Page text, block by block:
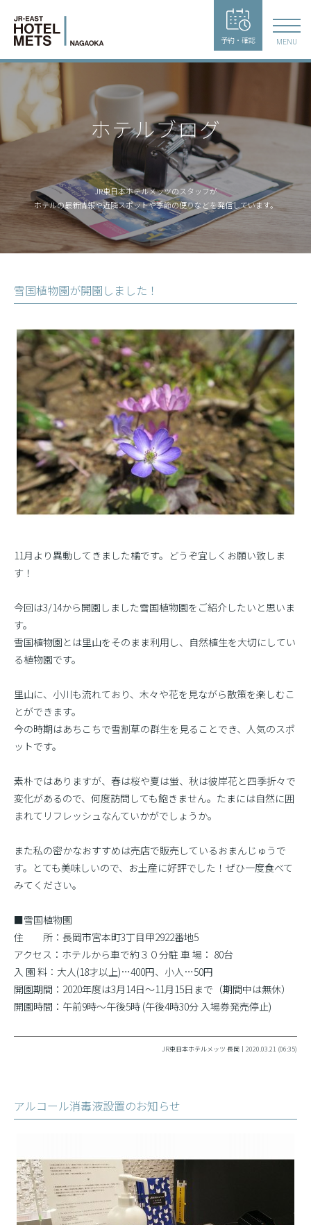
予約・確認 MENU
ホテルブログ
JR東日本ホテルメッツのスタッフが
ホテルの最新情報や近隣スポットや季節の便りなどを発信しています。
雪国植物園が開園しました！
11月より異動してきました橘です。どうぞ宜しくお願い致しま
す！
今回は3/14から開園しました雪国植物園をご紹介したいと思いま
す。
雪国植物園とは里山をそのまま利用し、自然植生を大切にしてい
る植物園です。
里山に、小川も流れており、木々や花を見ながら散策を楽しむこ
とができます。
今の時期はあちこちで雪割草の群生を見ることでき、人気のスポ
ットです。
素朴ではありますが、春は桜や夏は蛍、秋は彼岸花と四季折々で
変化があるので、何度訪問しても飽きません。たまには自然に囲
まれてリフレッシュなんていかがでしょうか。
また私の密かなおすすめは売店で販売しているおまんじゅうで
す。とても美味しいので、お土産に好評でした！ぜひ一度食べて
みてください。
■雪国植物園
住 所：長岡市宮本町3丁目甲2922番地5
アクセス：ホテルから車で約３０分駐 車 場： 80台
入 園 料：大人(18才以上)…400円、小人…50円
開園期間：2020年度は3月14日〜11月15日まで（期間中は無休）
開園時間：午前9時〜午後5時 (午後4時30分 入場券発売停止)
JR東日本ホテルメッツ 長岡｜2020.03.21 (06:35)
アルコール消毒液設置のお知らせ